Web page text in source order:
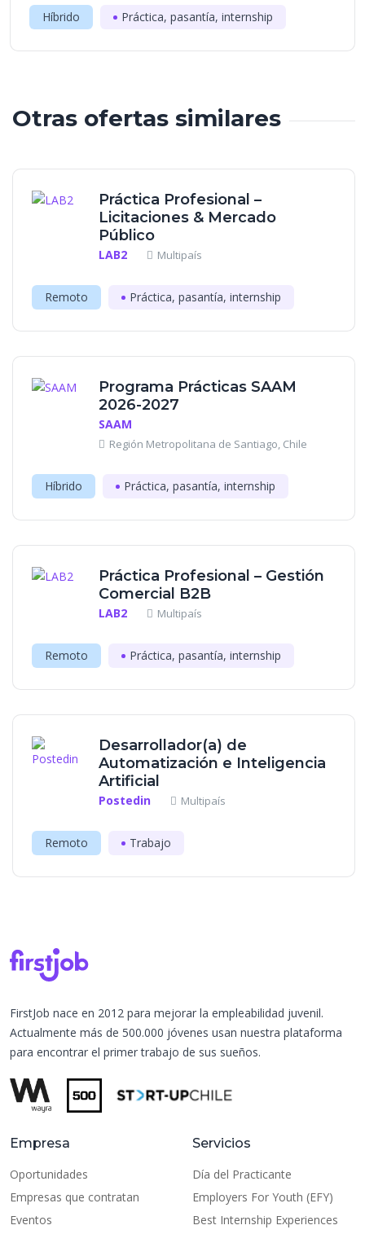
Híbrido Práctica, pasantía, internship
Otras ofertas similares
Práctica Profesional –
Licitaciones & Mercado
Público
LAB2 Multipaís
Remoto Práctica, pasantía, internship
Programa Prácticas SAAM
2026-2027
SAAM
Región Metropolitana de Santiago, Chile
Híbrido Práctica, pasantía, internship
Práctica Profesional – Gestión
Comercial B2B
LAB2 Multipaís
Remoto Práctica, pasantía, internship
Desarrollador(a) de
Automatización e Inteligencia
Artificial
Postedin Multipaís
Remoto Trabajo
FirstJob nace en 2012 para mejorar la empleabilidad juvenil.
Actualmente más de 500.000 jóvenes usan nuestra plataforma
para encontrar el primer trabajo de sus sueños.
Empresa
Oportunidades
Empresas que contratan
Eventos
Servicios
Día del Practicante
Employers For Youth (EFY)
Best Internship Experiences